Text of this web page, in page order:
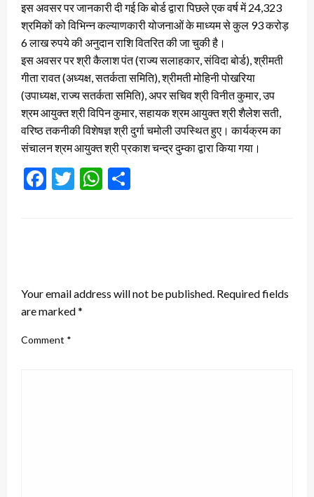
इस अवसर पर जानकारी दी गई कि बोर्ड द्वारा पिछले एक वर्ष में 24,323
श्रमिकों को विभिन्न कल्याणकारी योजनाओं के माध्यम से कुल 93 करोड़
6 लाख रुपये की अनुदान राशि वितरित की जा चुकी है।
इस अवसर पर श्री कैलाश पंत (राज्य सलाहकार, संविदा बोर्ड), श्रीमती
गीता रावत (अध्यक्ष, सतर्कता समिति), श्रीमती मोहिनी पोखरिया
(उपाध्यक्ष, राज्य सतर्कता समिति), अपर सचिव श्री विनीत कुमार, उप
श्रम आयुक्त श्री विपिन कुमार, सहायक श्रम आयुक्त श्री शैलेश सती,
वरिष्ठ तकनीकी विशेषज्ञ श्री दुर्गा चमोली उपस्थित हुए। कार्यक्रम का
संचालन श्रम आयुक्त श्री प्रकाश चन्द्र दुम्का द्वारा किया गया।
Facebook
TwitterWhatsApp
Your email address will not be published. Required fields
are marked*
Comment *